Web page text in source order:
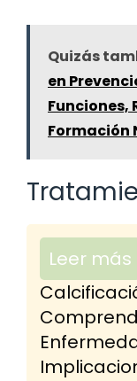
Quizás
en
Funciones,
Formación
Leer más